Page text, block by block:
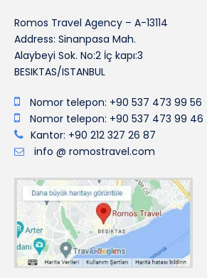
Romos Travel Agency – A-13114
Address: Sinanpasa Mah.
Alaybeyi Sok. No:2 İç kapı:3
BESIKTAS/ISTANBUL
Nomor telepon: +90 537 473 99 56
Nomor telepon: +90 537 473 99 46
Kantor: +90 212 327 26 87
info @ romostravel.com